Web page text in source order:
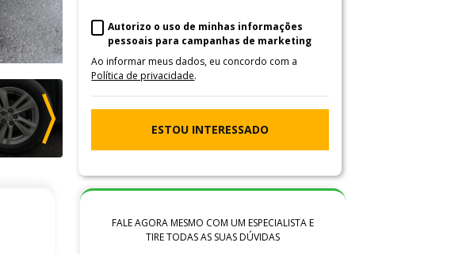
Autorizo o uso de minhas informações
pessoais para campanhas de marketing
Ao informar meus dados, eu concordo com a
Política de privacidade.
ESTOU INTERESSADO
FALE AGORA MESMO COM UM ESPECIALISTA E
TIRE TODAS AS SUAS DÚVIDAS